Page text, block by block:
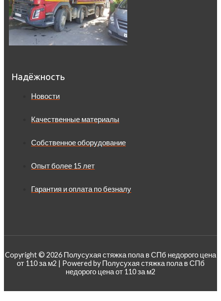
Надёжность
Новости
Качественные материалы
Собственное оборудование
Опыт более 15 лет
Гарантия и оплата по безналу
Copyright © 2026 Полусухая стяжка пола в СПб недорого цена
от 110 за м2 | Powered by Полусухая стяжка пола в СПб
недорого цена от 110 за м2